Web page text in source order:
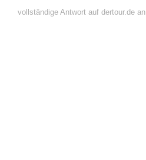
vollständige Antwort auf dertour.de an